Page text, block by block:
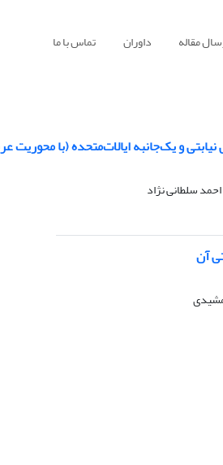
مقاله داوران تماس با ما
نیابتی و یک‌جانبه ایالات‌متحده (با
سلطانی نژاد
آن